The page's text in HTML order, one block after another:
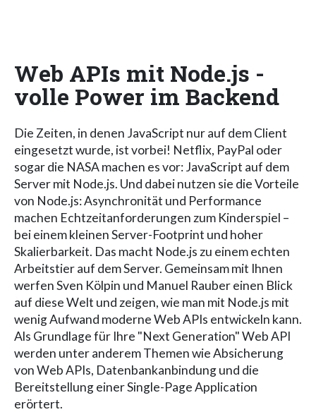
Web APIs mit Node.js -
volle Power im Backend
Die Zeiten, in denen JavaScript nur auf dem Client
eingesetzt wurde, ist vorbei! Netflix, PayPal oder
sogar die NASA machen es vor: JavaScript auf dem
Server mit Node.js. Und dabei nutzen sie die Vorteile
von Node.js: Asynchronität und Performance
machen Echtzeitanforderungen zum Kinderspiel –
bei einem kleinen Server-Footprint und hoher
Skalierbarkeit. Das macht Node.js zu einem echten
Arbeitstier auf dem Server. Gemeinsam mit Ihnen
werfen Sven Kölpin und Manuel Rauber einen Blick
auf diese Welt und zeigen, wie man mit Node.js mit
wenig Aufwand moderne Web APIs entwickeln kann.
Als Grundlage für Ihre "Next Generation" Web API
werden unter anderem Themen wie Absicherung
von Web APIs, Datenbankanbindung und die
Bereitstellung einer Single-Page Application
erörtert.